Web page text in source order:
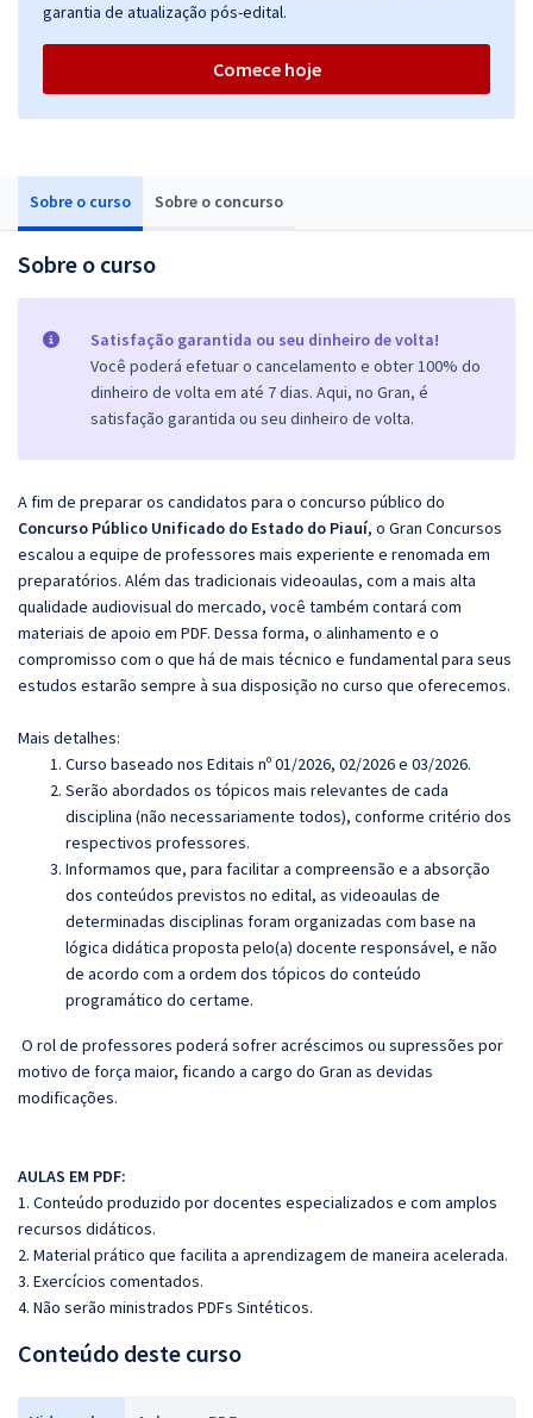
Sobre o curso Sobre o concurso
Sobre o curso
Satisfação garantida ou seu dinheiro de volta!
Você poderá efetuar o cancelamento e obter 100% do
dinheiro de volta em até 7 dias. Aqui, no Gran, é
satisfação garantida ou seu dinheiro de volta.
A fim de preparar os candidatos para o concurso público do
Concurso Público Unificado do Estado do Piauí, o Gran Concursos
escalou a equipe de professores mais experiente e renomada em
preparatórios. Além das tradicionais videoaulas, com a mais alta
qualidade audiovisual do mercado, você também contará com
materiais de apoio em PDF. Dessa forma, o alinhamento e o
compromisso com o que há de mais técnico e fundamental para seus
estudos estarão sempre à sua disposição no curso que oferecemos.
Mais detalhes:
Curso baseado nos Editais nº 01/2026, 02/2026 e 03/2026.
Serão abordados os tópicos mais relevantes de cada
disciplina (não necessariamente todos), conforme critério dos
respectivos professores.
Informamos que, para facilitar a compreensão e a absorção
dos conteúdos previstos no edital, as videoaulas de
determinadas disciplinas foram organizadas com base na
lógica didática proposta pelo(a) docente responsável, e não
de acordo com a ordem dos tópicos do conteúdo
programático do certame.
O rol de professores poderá sofrer acréscimos ou supressões por
motivo de força maior, ficando a cargo do Gran as devidas
modificações.
AULAS EM PDF:
1. Conteúdo produzido por docentes especializados e com amplos
recursos didáticos.
2. Material prático que facilita a aprendizagem de maneira acelerada.
3. Exercícios comentados.
4. Não serão ministrados PDFs Sintéticos.
Conteúdo deste curso
garantia de atualização pós-edital.
Comece hoje